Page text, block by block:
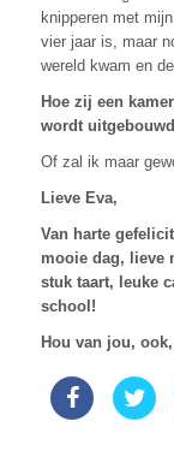
knipperen met
vier jaar is, maar
wereld kwam en
Hoe zij een
wordt
Of zal ik maar
Lieve Eva,
Van harte
mooie dag, lieve
stuk taart, leuke
school!
Hou van jou,